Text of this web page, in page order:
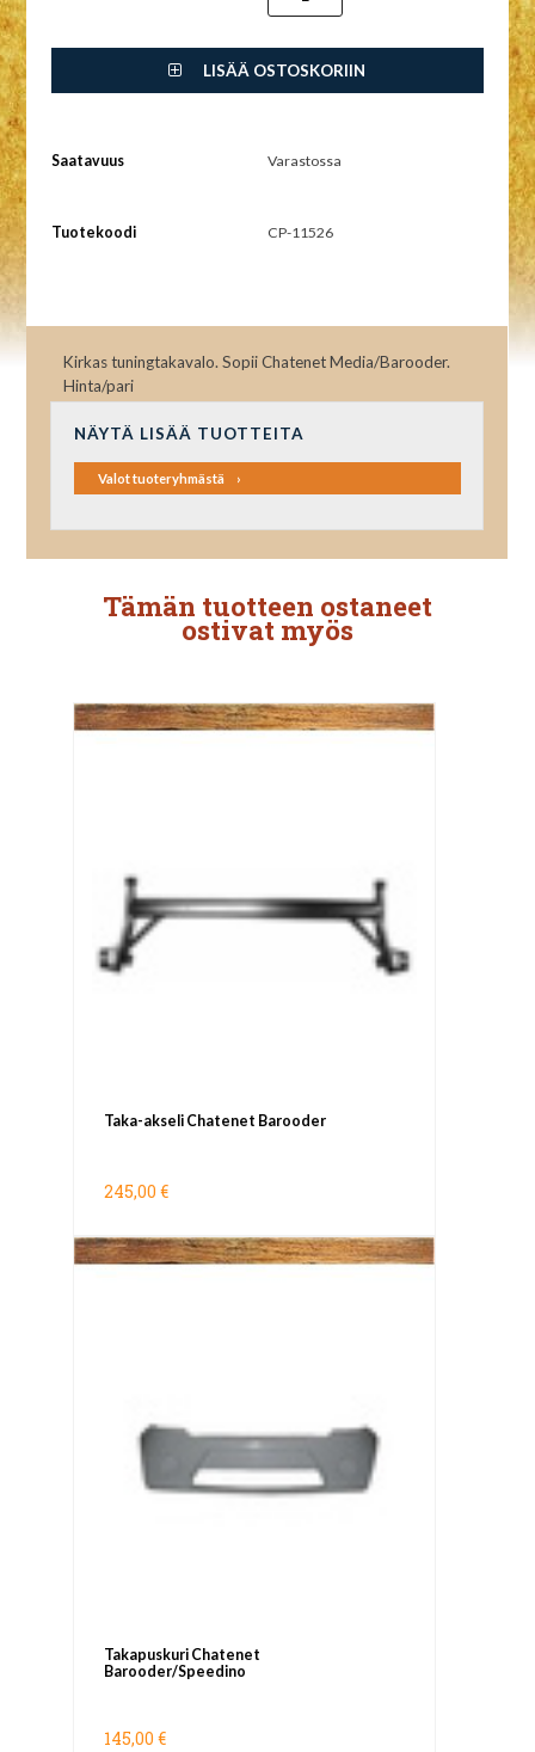
LISÄÄ OSTOSKORIIN
Saatavuus Varastossa
Tuotekoodi CP-11526
Kirkas tuningtakavalo. Sopii Chatenet Media/Barooder.
Hinta/pari
NÄYTÄ LISÄÄ TUOTTEITA
Valot tuoteryhmästä
Tämän tuotteen ostaneet
ostivat myös
Taka-akseli Chatenet Barooder
245,00 €
Takapuskuri Chatenet
Barooder/Speedino
145,00 €